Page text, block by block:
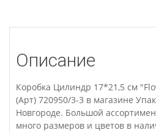
Описание
Коробка Цилиндр 17*21,5 см
(Арт) 720950/3-3 в магазине
Новгороде. Большой
много размеров и цветов в